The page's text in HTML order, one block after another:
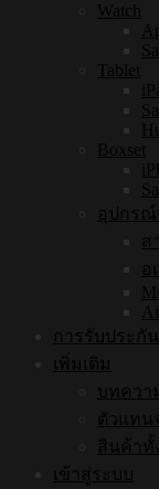
Watch
Tablet
Boxset
อุปกรณ์
ส
อ
การรับประกัน
เพิ่มเติม
บทควา
ตัวแทน
สินค้าทั้
เข้าสู่ระบบ